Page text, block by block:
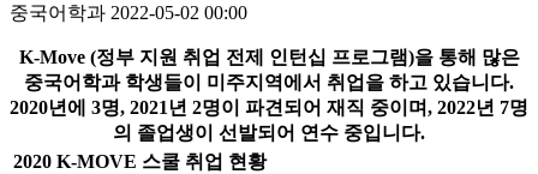
중국어학과 2022-05-02 00:00
K-Move (정부 지원 취업 전제 인턴십 프로그램)을 통해 많은
중국어학과 학생들이 미주지역에서 취업을 하고 있습니다.
2020년에 3명, 2021년 2명이 파견되어 재직 중이며, 2022년 7명
의 졸업생이 선발되어 연수 중입니다.
2020 K-MOVE 스쿨 취업 현황